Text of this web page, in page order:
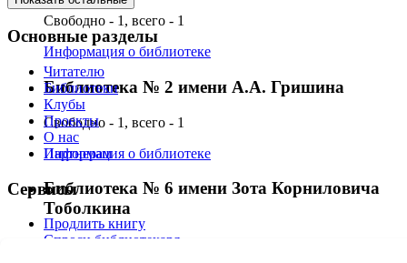
Свободно - 1, всего - 1
Информация о библиотеке
Библиотека № 2 имени А.А. Гришина
Свободно - 1, всего - 1
Информация о библиотеке
Библиотека № 6 имени Зота Корниловича
Тоболкина
Свободно - 1, всего - 1
Основные разделы
Читателю
Библиотеки
Клубы
Проекты
О нас
Партнерам
Сервисы
Продлить книгу
Спроси библиотекаря